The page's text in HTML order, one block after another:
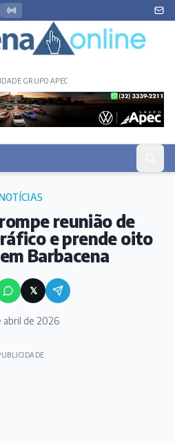
GRUPO APEC
reunião de
e prende oito
Barbacena
𝕏
abril de 2026